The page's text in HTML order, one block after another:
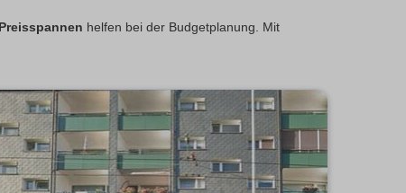
Preisspannen helfen bei der Budgetplanung. Mit